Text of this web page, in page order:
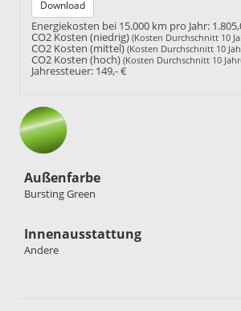
Download
Energiekosten bei 15.000 km pro Jahr:
CO2 Kosten (niedrig) (Kosten Durchschnitt 10
CO2 Kosten (mittel) (Kosten Durchschnitt 10
CO2 Kosten (hoch) (Kosten Durchschnitt 10
Jahressteuer: 149,- €
Außenfarbe
Bursting Green
Innenausstattung
Andere